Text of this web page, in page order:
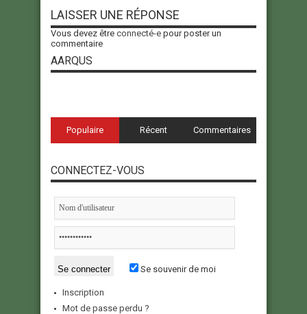
LAISSER UNE RÉPONSE
Vous devez être connecté-e pour poster un
commentaire
AARQUS
Populaire Récent Commentaires
CONNECTEZ-VOUS
Se souvenir de moi
Inscription
Mot de passe perdu ?